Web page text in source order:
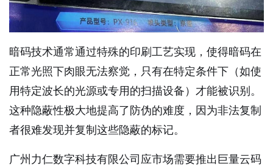
暗码技术通常通过特殊的印刷工艺实现，使得暗码在
正常光照下肉眼无法察觉，只有在特定条件下（如使
用特定波长的光源或专用的扫描设备）才能被识别。
这种隐蔽性极大地提高了防伪的难度，因为非法复制
者很难发现并复制这些隐蔽的标记。
广州力仁数字科技有限公司应市场需要推出巨量云码